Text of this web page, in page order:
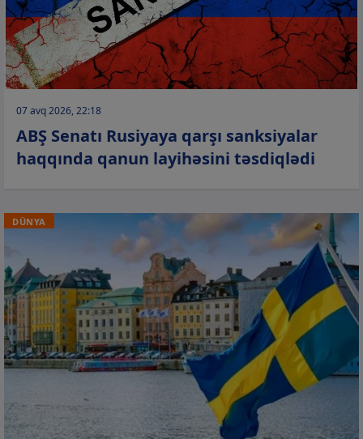
07 avq 2026, 22:18
ABŞ Senatı Rusiyaya qarşı sanksiyalar
haqqında qanun layihəsini təsdiqlədi
DÜNYA